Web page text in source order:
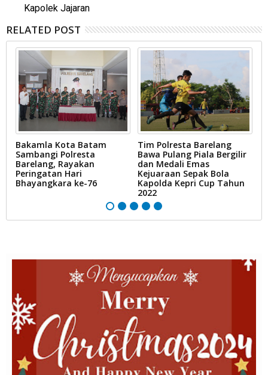
Kapolek Jajaran
RELATED POST
Bakamla Kota Batam
Sambangi Polresta
Barelang, Rayakan
Peringatan Hari
Bhayangkara ke-76
Tim Polresta Barelang
Bawa Pulang Piala Bergilir
dan Medali Emas
Kejuaraan Sepak Bola
Kapolda Kepri Cup Tahun
2022